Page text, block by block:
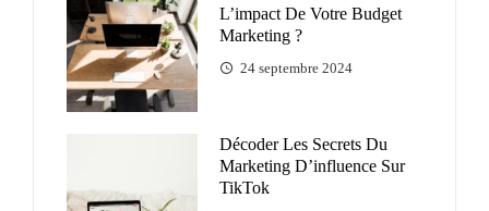
L’impact De Votre Budget
Marketing ?
24 septembre 2024
Décoder Les Secrets Du
Marketing D’influence Sur
TikTok